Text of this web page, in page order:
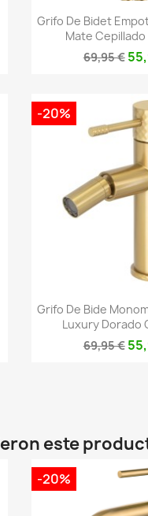
Vista
Grifo De Bidet
Mate Cepillado
69,95 €
Vista
Grifo De Bide
Luxury Dorado
69,95 €
-20%
este
-20%